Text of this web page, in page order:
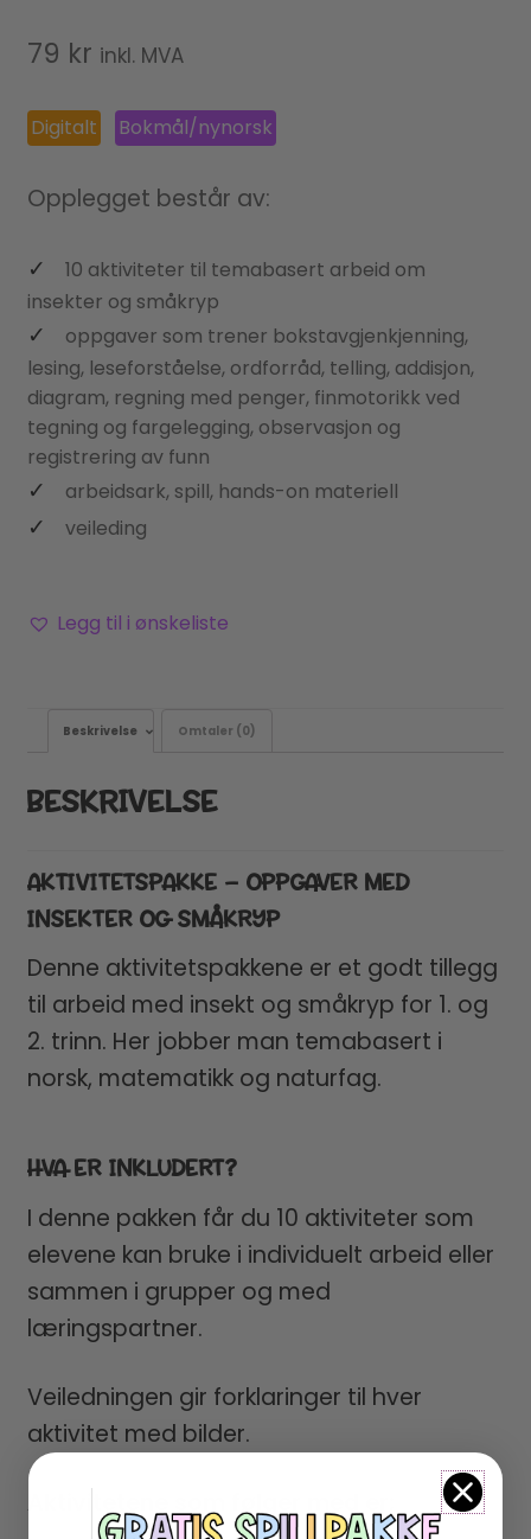
79 kr inkl. MVA
Digitalt Bokmål/nynorsk
Opplegget består av:
10 aktiviteter til temabasert arbeid om
insekter og småkryp
oppgaver som trener bokstavgjenkjenning,
lesing, leseforståelse, ordforråd, telling, addisjon,
diagram, regning med penger, finmotorikk ved
tegning og fargelegging, observasjon og
registrering av funn
arbeidsark, spill, hands-on materiell
veileding
Legg til i ønskeliste
Beskrivelse Omtaler (0)
BESKRIVELSE
AKTIVITETSPAKKE – OPPGAVER MED
INSEKTER OG SMÅKRYP
Denne aktivitetspakkene er et godt tillegg
til arbeid med insekt og småkryp for 1. og
2. trinn. Her jobber man temabasert i
norsk, matematikk og naturfag.
HVA ER INKLUDERT?
I denne pakken får du 10 aktiviteter som
elevene kan bruke i individuelt arbeid eller
sammen i grupper og med
læringspartner.
Veiledningen gir forklaringer til hver
aktivitet med bilder.
Aktivitetene som følger med er;